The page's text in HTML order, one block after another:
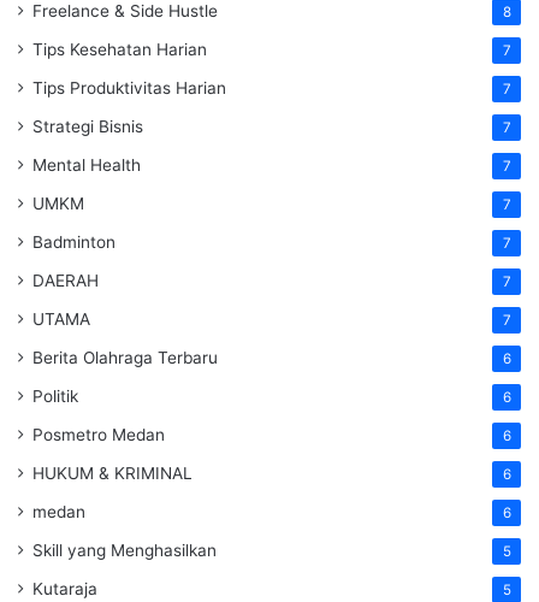
Freelance & Side Hustle 8
Tips Kesehatan Harian 7
Tips Produktivitas Harian 7
Strategi Bisnis 7
Mental Health 7
UMKM 7
Badminton 7
DAERAH 7
UTAMA 7
Berita Olahraga Terbaru 6
Politik 6
Posmetro Medan 6
HUKUM & KRIMINAL 6
medan 6
Skill yang Menghasilkan 5
Kutaraja 5